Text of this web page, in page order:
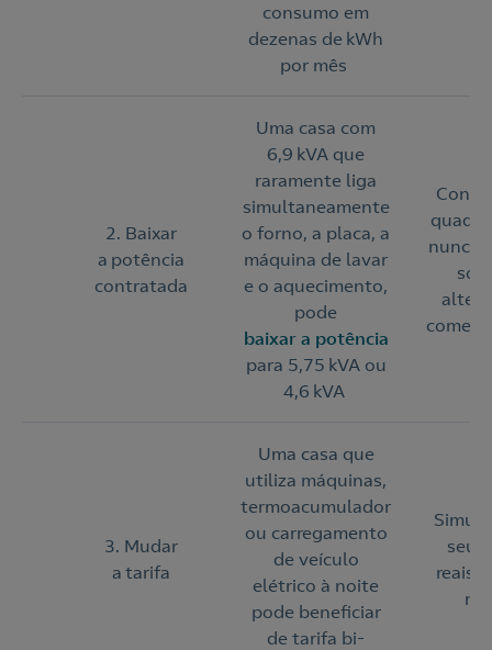
consumo em
dezenas de kWh
por mês
2. Baixar
a potência
contratada
Uma casa com
6,9 kVA que
raramente liga
simultaneamente
o forno, a placa, a
máquina de lavar
e o aquecimento,
pode
baixar a potência
para 5,75 kVA ou
4,6 kVA
nunca
3. Mudar
a tarifa
Uma casa que
utiliza máquinas,
termoacumulador
ou carregamento
de veículo
elétrico à noite
pode beneficiar
de tarifa bi-
seus
reais